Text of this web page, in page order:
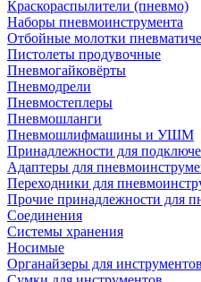
Краскораспылители (пневмо)
Наборы пневмоинструмента
Отбойные молотки
Пистолеты продувочные
Пневмогайковёрты
Пневмодрели
Пневмостеплеры
Пневмошланги
Пневмошлифмашины и УШМ
Принадлежности для
Адаптеры для
Переходники для
Прочие принадлежности для
Соединения
Системы хранения
Носимые
Органайзеры для инструментов